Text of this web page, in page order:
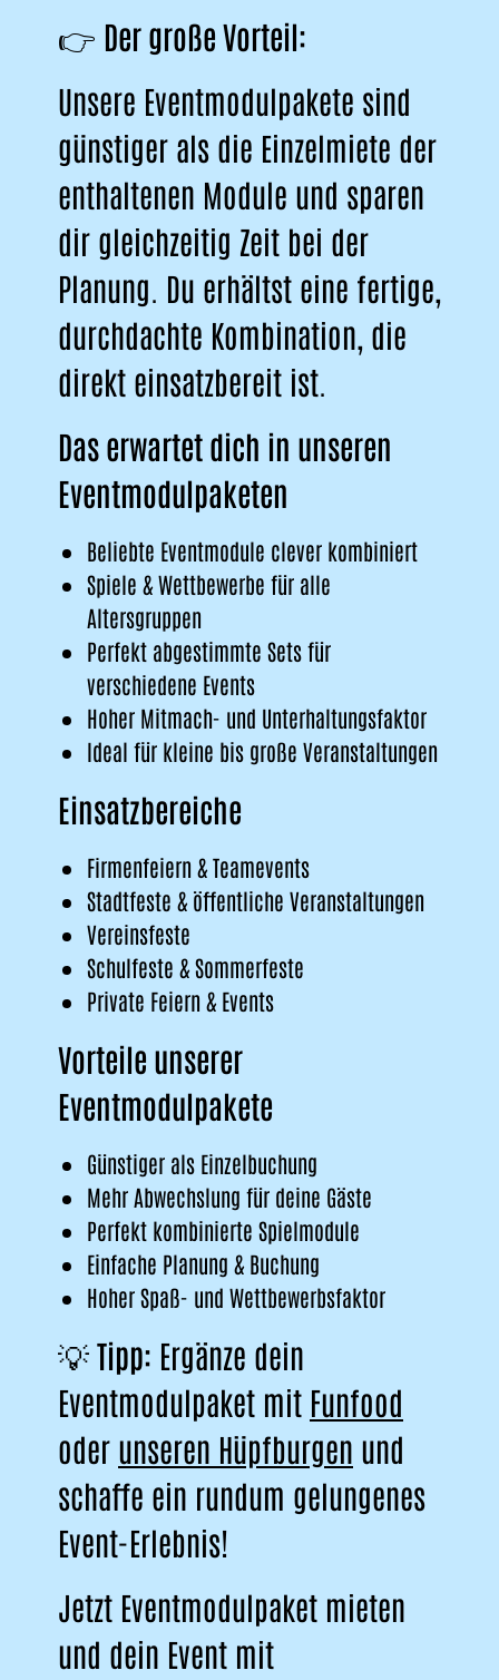
👉 Der große Vorteil:
Unsere Eventmodulpakete sind
günstiger als die Einzelmiete der
enthaltenen Module und sparen
dir gleichzeitig Zeit bei der
Planung. Du erhältst eine fertige,
durchdachte Kombination, die
direkt einsatzbereit ist.
Das erwartet dich in unseren
Eventmodulpaketen
Beliebte Eventmodule clever kombiniert
Spiele & Wettbewerbe für alle
Altersgruppen
Perfekt abgestimmte Sets für
verschiedene Events
Hoher Mitmach- und Unterhaltungsfaktor
Ideal für kleine bis große Veranstaltungen
Einsatzbereiche
Firmenfeiern & Teamevents
Stadtfeste & öffentliche Veranstaltungen
Vereinsfeste
Schulfeste & Sommerfeste
Private Feiern & Events
Vorteile unserer
Eventmodulpakete
Günstiger als Einzelbuchung
Mehr Abwechslung für deine Gäste
Perfekt kombinierte Spielmodule
Einfache Planung & Buchung
Hoher Spaß- und Wettbewerbsfaktor
💡Tipp: Ergänze dein
Eventmodulpaket mit Funfood
oder unseren Hüpfburgen und
schaffe ein rundum gelungenes
Event-Erlebnis!
Jetzt Eventmodulpaket mieten
und dein Event mit